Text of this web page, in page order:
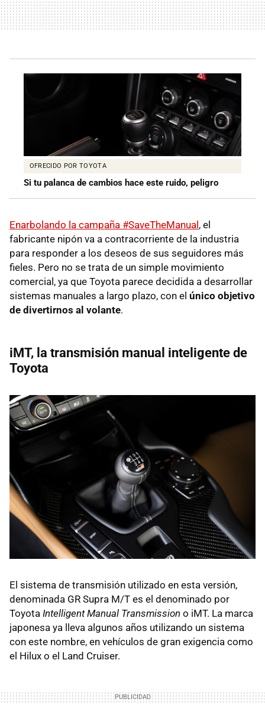
OFRECIDO POR TOYOTA
Si tu palanca de cambios hace este ruido, peligro
Enarbolando la campaña #SaveTheManual, el
fabricante nipón va a contracorriente de la industria
para responder a los deseos de sus seguidores más
fieles. Pero no se trata de un simple movimiento
comercial, ya que Toyota parece decidida a desarrollar
sistemas manuales a largo plazo, con el único objetivo
de divertirnos al volante.
iMT, la transmisión manual inteligente de
Toyota
El sistema de transmisión utilizado en esta versión,
denominada GR Supra M/T es el denominado por
Toyota Intelligent Manual Transmission o iMT. La marca
japonesa ya lleva algunos años utilizando un sistema
con este nombre, en vehículos de gran exigencia como
el Hilux o el Land Cruiser.